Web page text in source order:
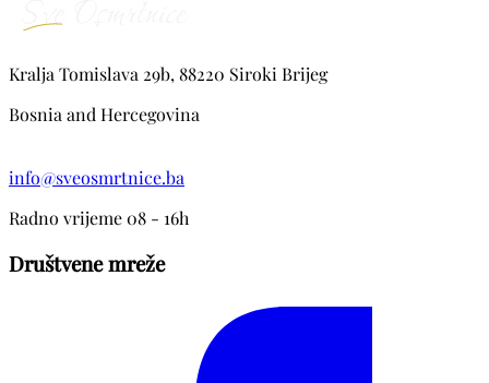
Kralja Tomislava 29b, 88220 Siroki Brijeg
Bosnia and Hercegovina
info@sveosmrtnice.ba
Radno vrijeme 08 - 16h
Društvene mreže